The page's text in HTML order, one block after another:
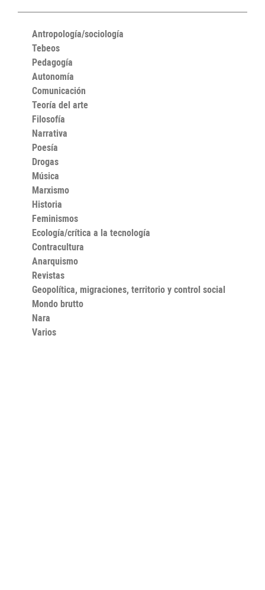
Antropología/sociología
Tebeos
Pedagogía
Autonomía
Comunicación
Teoría del arte
Filosofía
Narrativa
Poesía
Drogas
Música
Marxismo
Historia
Feminismos
Ecología/crítica a la tecnología
Contracultura
Anarquismo
Revistas
Geopolítica, migraciones, territorio y control social
Mondo brutto
Nara
Varios